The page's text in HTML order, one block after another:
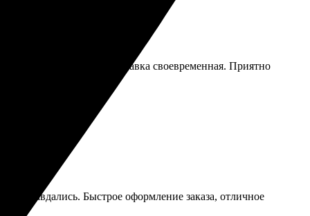
так, как хотела. Доставка своевременная. Приятно
оправдались. Быстрое оформление заказа, отличное